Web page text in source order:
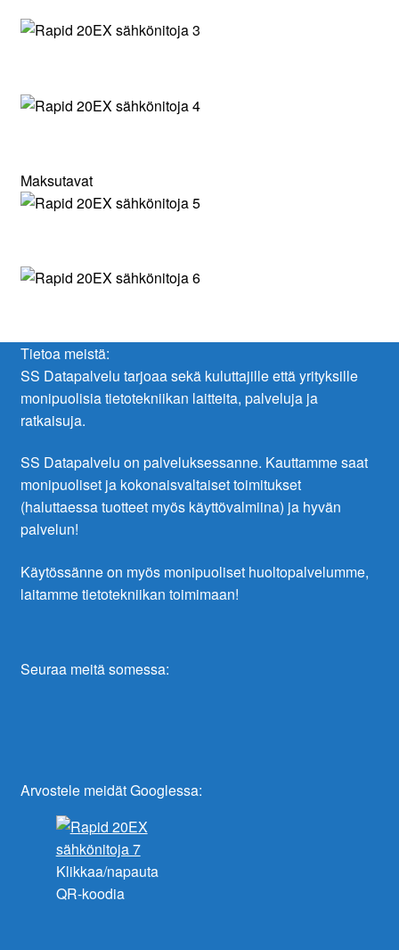
Maksutavat
Tietoa meistä:
SS Datapalvelu tarjoaa sekä kuluttajille että yrityksille
monipuolisia tietotekniikan laitteita, palveluja ja
ratkaisuja.
SS Datapalvelu on palveluksessanne. Kauttamme saat
monipuoliset ja kokonaisvaltaiset toimitukset
(haluttaessa tuotteet myös käyttövalmiina) ja hyvän
palvelun!
Käytössänne on myös monipuoliset huoltopalvelumme,
laitamme tietotekniikan toimimaan!
Seuraa meitä somessa:
Arvostele meidät Googlessa:
Klikkaa/napauta
QR-koodia